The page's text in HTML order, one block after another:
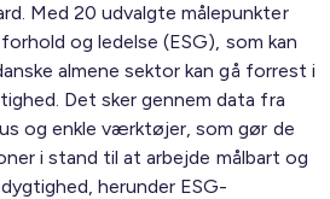
Med 20 udvalgte målepunkter
og ledelse (ESG), som kan
almene sektor kan gå forrest i
Det sker gennem data fra
og enkle værktøjer, som gør de
i stand til at arbejde målbart og
herunder ESG-